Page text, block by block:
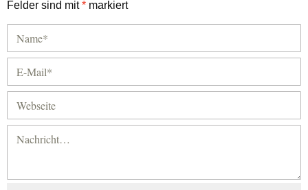
Felder sind mit* markiert